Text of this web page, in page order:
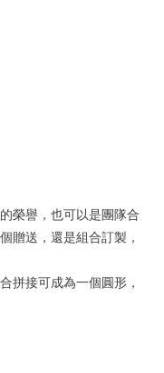
榮譽，也可以是團隊合
贈送，還是組合訂製，
拼接可成為一個圓形，